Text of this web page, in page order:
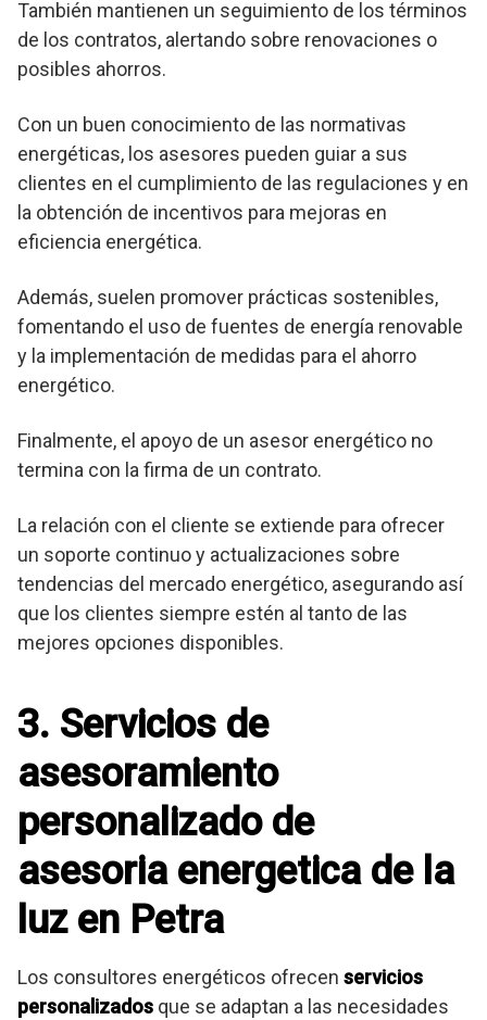
También mantienen un seguimiento de los términos
de los contratos, alertando sobre renovaciones o
posibles ahorros.
Con un buen conocimiento de las normativas
energéticas, los asesores pueden guiar a sus
clientes en el cumplimiento de las regulaciones y en
la obtención de incentivos para mejoras en
eficiencia energética.
Además, suelen promover prácticas sostenibles,
fomentando el uso de fuentes de energía renovable
y la implementación de medidas para el ahorro
energético.
Finalmente, el apoyo de un asesor energético no
termina con la firma de un contrato.
La relación con el cliente se extiende para ofrecer
un soporte continuo y actualizaciones sobre
tendencias del mercado energético, asegurando así
que los clientes siempre estén al tanto de las
mejores opciones disponibles.
3. Servicios de
asesoramiento
personalizado de
asesoria energetica de la
luz en Petra
Los consultores energéticos ofrecen servicios
personalizados que se adaptan a las necesidades